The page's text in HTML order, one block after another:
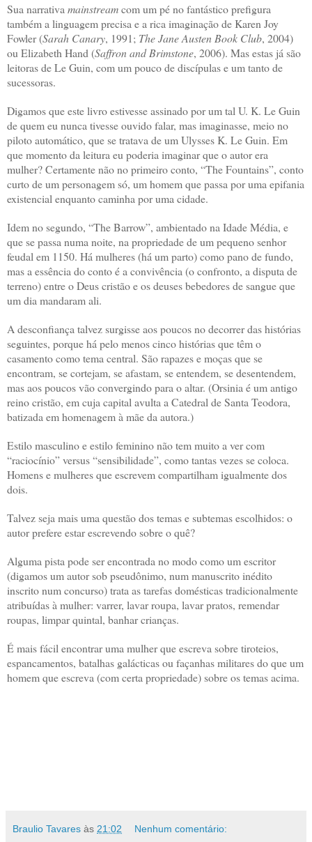
Sua narrativa mainstreamcom um pé no fantástico prefigura
também a linguagem precisa e a rica imaginação de Karen Joy
Fowler (Sarah Canary, 1991; The Jane Austen Book Club, 2004)
ou Elizabeth Hand (Saffron and Brimstone, 2006). Mas estas já são
leitoras de Le Guin, com um pouco de discípulas e um tanto de
sucessoras.
Digamos que este livro estivesse assinado por um tal U. K. Le Guin
de quem eu nunca tivesse ouvido falar, mas imaginasse, meio no
piloto automático, que se tratava de um Ulysses K. Le Guin. Em
que momento da leitura eu poderia imaginar que o autor era
mulher? Certamente não no primeiro conto, “The Fountains”, conto
curto de um personagem só, um homem que passa por uma epifania
existencial enquanto caminha por uma cidade.
Idem no segundo, “The Barrow”, ambientado na Idade Média, e
que se passa numa noite, na propriedade de um pequeno senhor
feudal em 1150. Há mulheres (há um parto) como pano de fundo,
mas a essência do conto é a convivência (o confronto, a disputa de
terreno) entre o Deus cristão e os deuses bebedores de sangue que
um dia mandaram ali.
A desconfiança talvez surgisse aos poucos no decorrer das histórias
seguintes, porque há pelo menos cinco histórias que têm o
casamento como tema central. São rapazes e moças que se
encontram, se cortejam, se afastam, se entendem, se desentendem,
mas aos poucos vão convergindo para o altar. (Orsinia é um antigo
reino cristão, em cuja capital avulta a Catedral de Santa Teodora,
batizada em homenagem à mãe da autora.)
Estilo masculino e estilo feminino não tem muito a ver com
“raciocínio” versus “sensibilidade”, como tantas vezes se coloca.
Homens e mulheres que escrevem compartilham igualmente dos
dois.
Talvez seja mais uma questão dos temas e subtemas escolhidos: o
autor prefere estar escrevendo sobre o quê?
Alguma pista pode ser encontrada no modo como um escritor
(digamos um autor sob pseudônimo, num manuscrito inédito
inscrito num concurso) trata as tarefas domésticas tradicionalmente
atribuídas à mulher: varrer, lavar roupa, lavar pratos, remendar
roupas, limpar quintal, banhar crianças.
É mais fácil encontrar uma mulher que escreva sobre tiroteios,
espancamentos, batalhas galácticas ou façanhas militares do que um
homem que escreva (com certa propriedade) sobre os temas acima.
Braulio Tavares às 21:02 Nenhum comentário: